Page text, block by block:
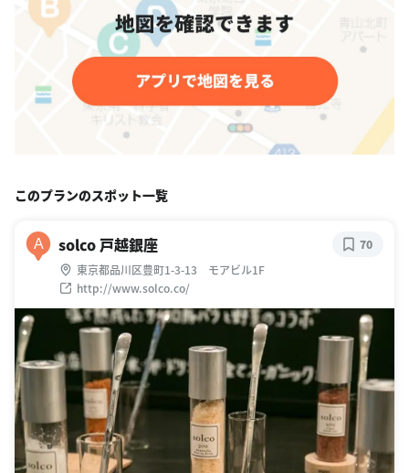
このプランのスポット一覧
A solco 戸越銀座
東京都品川区豊町1-3-13 モアビル1F
http://www.solco.co/
70